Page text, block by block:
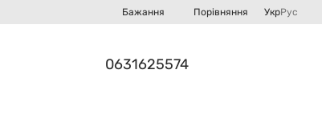
Бажання Порівняння УкрРус
0631625574